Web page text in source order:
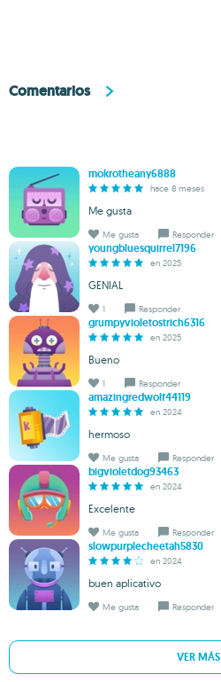
Comentarios
mokrotheany6888
hace 8 meses
Me gusta
Me gusta Responder
youngbluesquirrel7196
en 2025
GENIAL
1 Responder
grumpyvioletostrich6316
en 2025
Bueno
1 Responder
amazingredwolf44119
en 2024
hermoso
Me gusta Responder
bigvioletdog93463
en 2024
Excelente
Me gusta Responder
slowpurplecheetah5830
en 2024
buen aplicativo
Me gusta Responder
VER MÁS